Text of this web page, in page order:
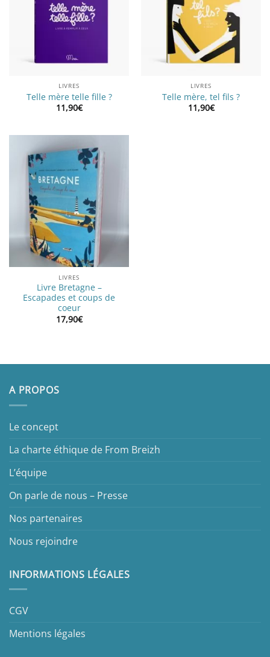
LIVRES
Telle mère telle fille ?
11,90€
LIVRES
Telle mère, tel fils ?
11,90€
LIVRES
Livre Bretagne –
Escapades et coups de
coeur
17,90€
A PROPOS
Le concept
La charte éthique de From Breizh
L’équipe
On parle de nous – Presse
Nos partenaires
Nous rejoindre
INFORMATIONS LÉGALES
CGV
Mentions légales